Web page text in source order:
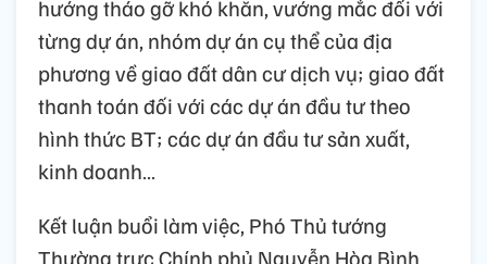
hướng tháo gỡ khó khăn, vướng mắc đối với
từng dự án, nhóm dự án cụ thể của địa
phương về giao đất dân cư dịch vụ; giao đất
thanh toán đối với các dự án đầu tư theo
hình thức BT; các dự án đầu tư sản xuất,
kinh doanh…
Kết luận buổi làm việc, Phó Thủ tướng
Thường trực Chính phủ Nguyễn Hòa Bình